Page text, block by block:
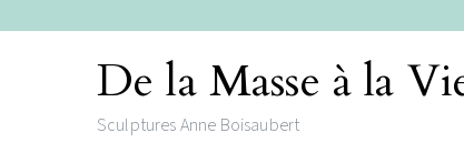
De la Masse à la
Sculptures Anne Boisaubert